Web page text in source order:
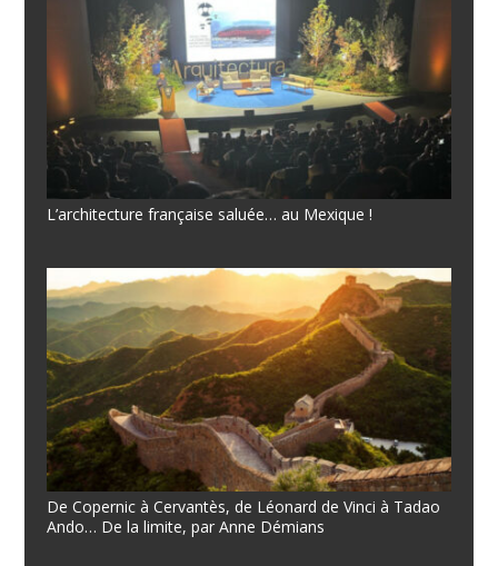
L’architecture française saluée… au Mexique !
De Copernic à Cervantès, de Léonard de Vinci à Tadao
Ando… De la limite, par Anne Démians